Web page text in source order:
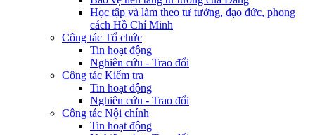
Học tập và làm theo tư tưởng, đạo đức, phong
cách Hồ Chí Minh
Công tác Tổ chức
Tin hoạt động
Nghiên cứu - Trao đổi
Công tác Kiểm tra
Tin hoạt động
Nghiên cứu - Trao đổi
Công tác Nội chính
Tin hoạt động